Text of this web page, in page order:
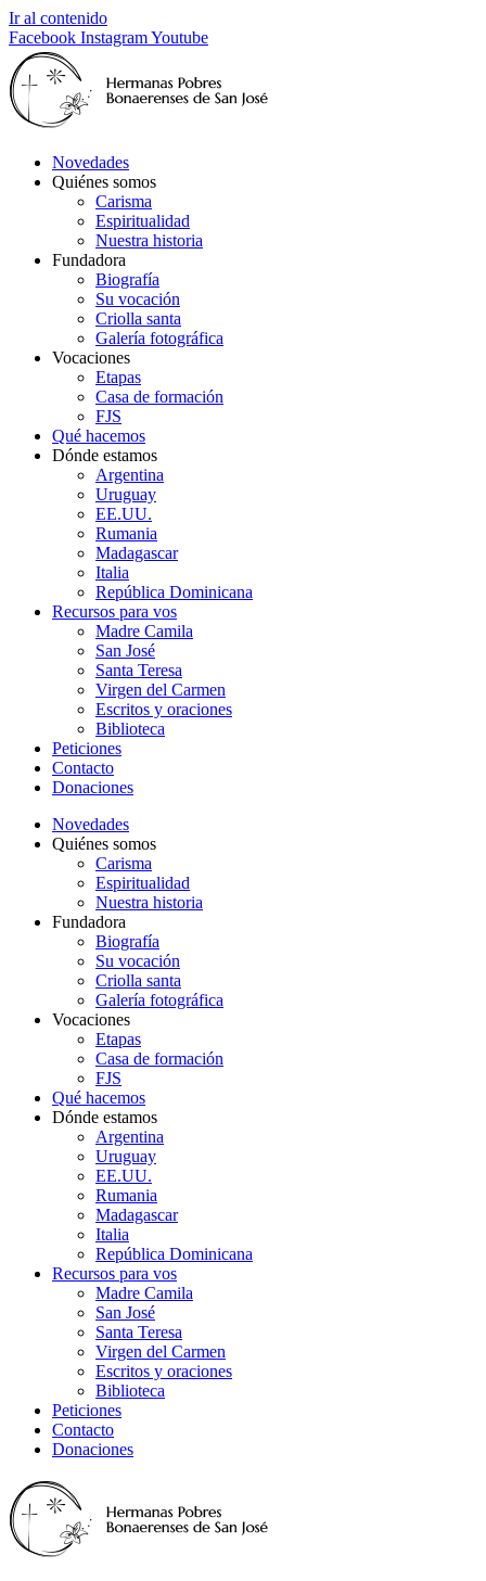
Ir al contenido
Facebook InstagramYoutube
Novedades
Quiénes somos
Carisma
Espiritualidad
Nuestra historia
Fundadora
Biografía
Su vocación
Criolla santa
Galería fotográfica
Vocaciones
Etapas
Casa de formación
FJS
Qué hacemos
Dónde estamos
Argentina
Uruguay
EE.UU.
Rumania
Madagascar
Italia
República Dominicana
Recursos para vos
Madre Camila
San José
Santa Teresa
Virgen del Carmen
Escritos y oraciones
Biblioteca
Peticiones
Contacto
Donaciones
Novedades
Quiénes somos
Carisma
Espiritualidad
Nuestra historia
Fundadora
Biografía
Su vocación
Criolla santa
Galería fotográfica
Vocaciones
Etapas
Casa de formación
FJS
Qué hacemos
Dónde estamos
Argentina
Uruguay
EE.UU.
Rumania
Madagascar
Italia
República Dominicana
Recursos para vos
Madre Camila
San José
Santa Teresa
Virgen del Carmen
Escritos y oraciones
Biblioteca
Peticiones
Contacto
Donaciones